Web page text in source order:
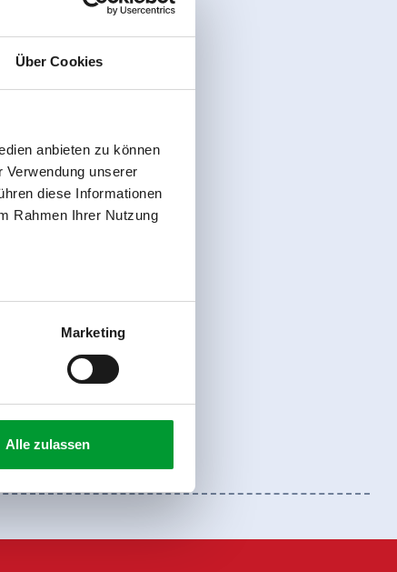
Über Cookies
anbieten zu können
unserer
diese Informationen
Rahmen Ihrer Nutzung
Marketing
Alle zulassen